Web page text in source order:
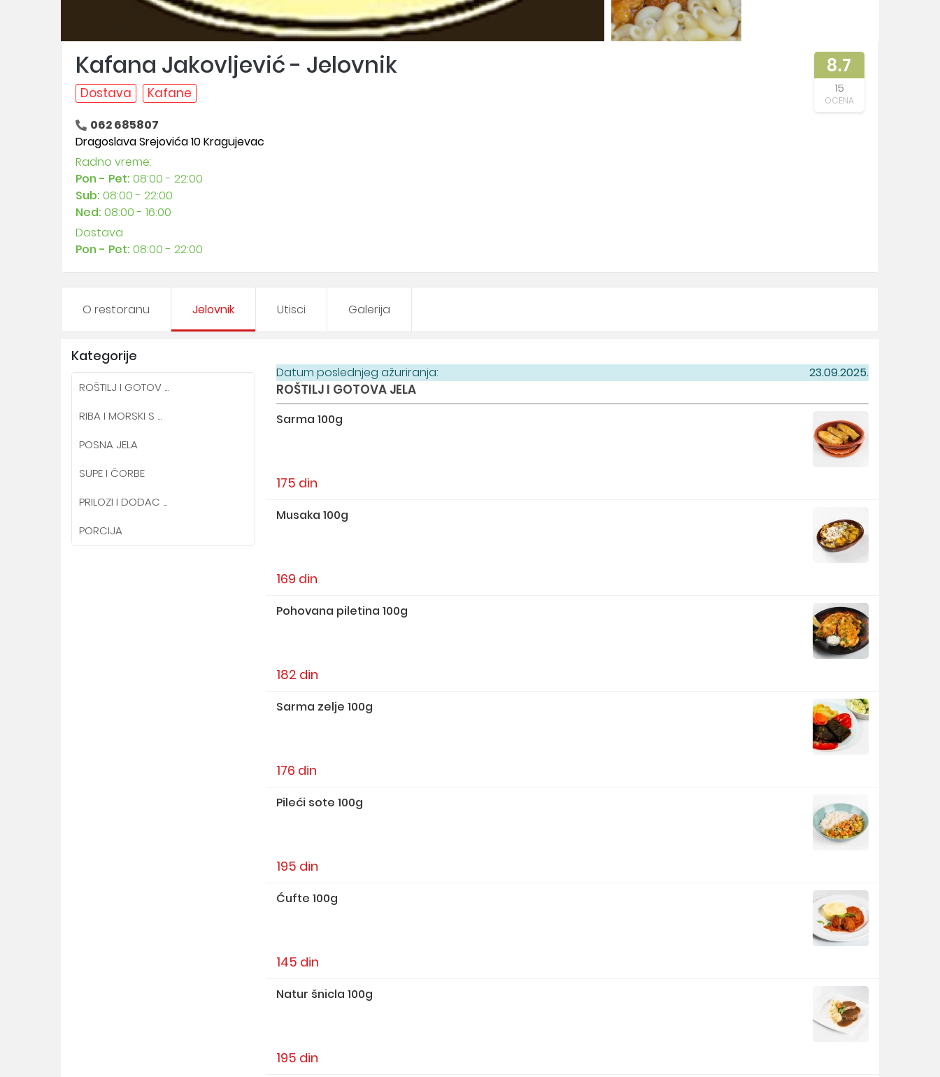
Kafana Jakovljević - Jelovnik
Dostava Kafane
062 685807
Dragoslava Srejovića 10 Kragujevac
Radno vreme:
Pon - Pet: 08:00 - 22:00
Sub: 08:00 - 22:00
Ned: 08:00 - 16:00
Dostava
Pon - Pet: 08:00 - 22:00
8.7
15
OCENA
O restoranu Jelovnik Utisci Galerija
Kategorije
ROŠTILJ I GOTOV ...
RIBA I MORSKI S ...
POSNA JELA
SUPE I ČORBE
PRILOZI I DODAC ...
PORCIJA
Datum poslednjeg ažuriranja: 23.09.2025.
ROŠTILJ I GOTOVA JELA
Sarma 100g
175 din
Musaka 100g
169 din
Pohovana piletina 100g
182 din
Sarma zelje 100g
176 din
Pileći sote 100g
195 din
Ćufte 100g
145 din
Natur šnicla 100g
195 din